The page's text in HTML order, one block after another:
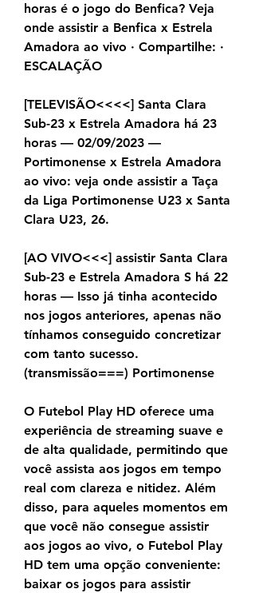
horas é o jogo do Benfica? Veja
onde assistir a Benfica x Estrela
Amadora ao vivo · Compartilhe: ·
ESCALAÇÃO
[TELEVISÃO<<<<] Santa Clara
Sub-23 x Estrela Amadora há 23
horas — 02/09/2023 —
Portimonense x Estrela Amadora
ao vivo: veja onde assistir a Taça
da Liga Portimonense U23 x Santa
Clara U23, 26.
[AO VIVO<<<] assistir Santa Clara
Sub-23 e Estrela Amadora S há 22
horas — Isso já tinha acontecido
nos jogos anteriores, apenas não
tínhamos conseguido concretizar
com tanto sucesso.
(transmissão===) Portimonense
O Futebol Play HD oferece uma
experiência de streaming suave e
de alta qualidade, permitindo que
você assista aos jogos em tempo
real com clareza e nitidez. Além
disso, para aqueles momentos em
que você não consegue assistir
aos jogos ao vivo, o Futebol Play
HD tem uma opção conveniente:
baixar os jogos para assistir